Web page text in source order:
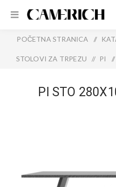
POČETNA STRANICA /
STOLOVI ZA TRPEZU / PI /
PI STO